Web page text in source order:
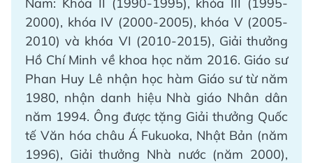
2000), khóa IV (2000-2005), khóa V (2005-
2010) và khóa VI (2010-2015), Giải thưởng
Hồ Chí Minh về khoa học năm 2016. Giáo sư
Phan Huy Lê nhận học hàm Giáo sư từ năm
1980, nhận danh hiệu Nhà giáo Nhân dân
năm 1994. Ông được tặng Giải thưởng Quốc
tế Văn hóa châu Á Fukuoka, Nhật Bản (năm
1996), Giải thưởng Nhà nước (năm 2000),